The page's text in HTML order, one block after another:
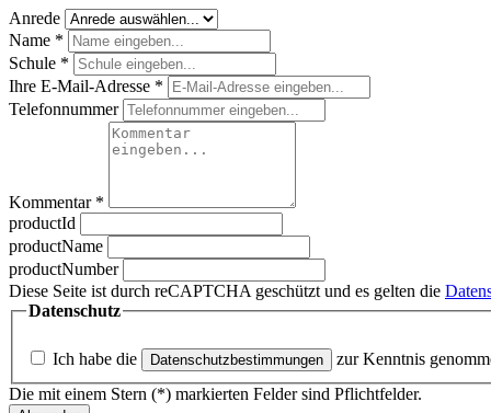
Anrede
Name *
Schule *
Ihre E-Mail-Adresse *
Telefonnummer
Kommentar *
productId
productName
productNumber
Diese Seite ist durch reCAPTCHA geschützt und es gelten die
Datenschutz
Ich habe die Datenschutzbestimmungen
zur Kenntnis
Die mit einem Stern (*) markierten Felder sind Pflichtfelder.